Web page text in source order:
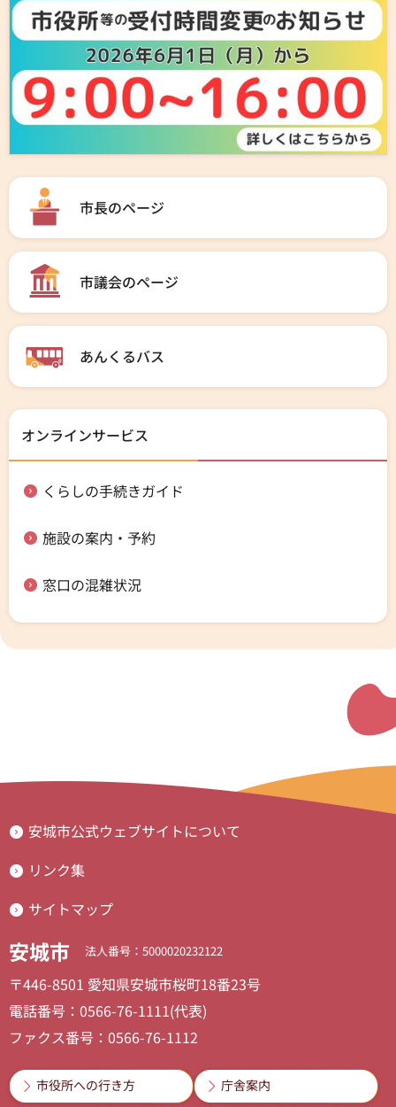
市長のページ
市議会のページ
あんくるバス
オンラインサービス
くらしの手続きガイド
施設の案内・予約
窓口の混雑状況
安城市公式ウェブサイトについて
リンク集
サイトマップ
安城市 法人番号：5000020232122
〒446-8501 愛知県安城市桜町18番23号
電話番号：0566-76-1111(代表)
ファクス番号：0566-76-1112
市役所への行き方 庁舎案内